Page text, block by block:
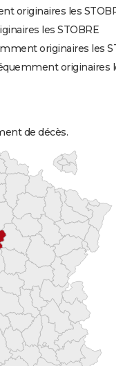
originaires les
les STOBRE
originaires les
originaires
de décès.